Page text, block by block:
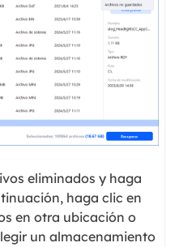
eliminados y haga
haga clic en
en otra ubicación o
un almacenamiento